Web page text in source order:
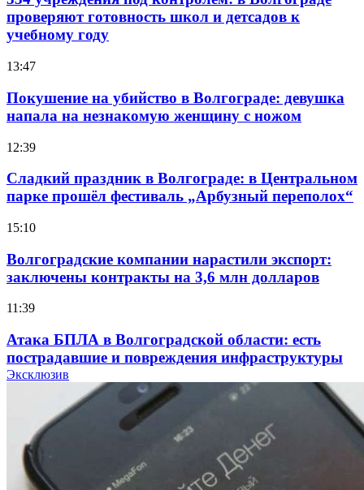
проверяют готовность школ и детсадов к
учебному году
13:47
Покушение на убийство в Волгограде: девушка
напала на незнакомую женщину с ножом
12:39
Сладкий праздник в Волгограде: в Центральном
парке прошёл фестиваль „Арбузный переполох“
15:10
Волгоградские компании нарастили экспорт:
заключены контракты на 3,6 млн долларов
11:39
Атака БПЛА в Волгоградской области: есть
пострадавшие и повреждения инфраструктуры
Волгоградские вузы в топе зарплатного
рейтинга: ВолгГТУ и ВолгГМУ вошли в топ‑15
для химической отрасли и фармацевтики
Эксклюзив